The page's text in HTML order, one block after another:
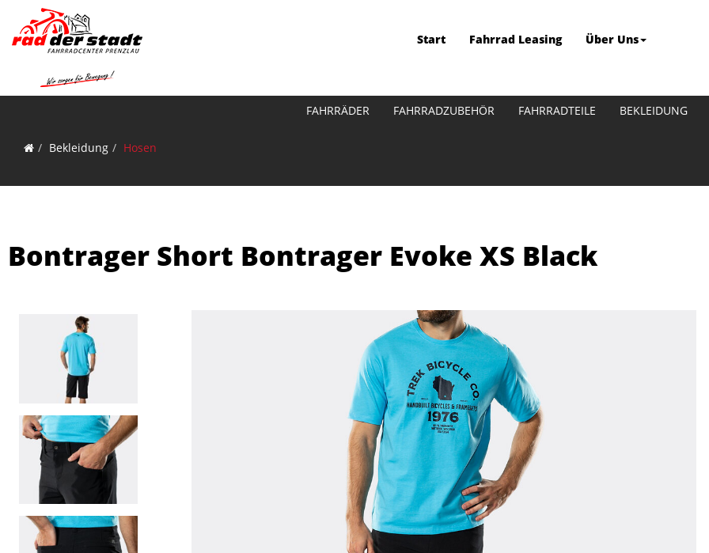
Start Fahrrad Leasing Über Uns
FAHRRÄDER FAHRRADZUBEHÖR FAHRRADTEILE BEKLEIDUNG
Bekleidung Hosen
Bontrager Short Bontrager Evoke XS Black